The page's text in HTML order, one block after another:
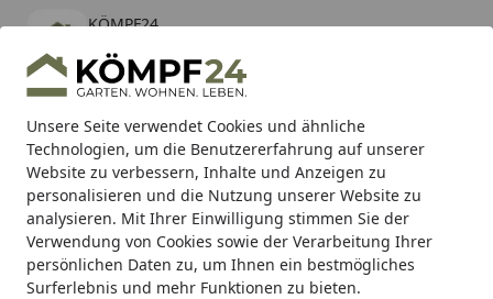
Unsere Seite verwendet Cookies und ähnliche
Technologien, um die Benutzererfahrung auf unserer
Website zu verbessern, Inhalte und Anzeigen zu
personalisieren und die Nutzung unserer Website zu
analysieren. Mit Ihrer Einwilligung stimmen Sie der
Verwendung von Cookies sowie der Verarbeitung Ihrer
persönlichen Daten zu, um Ihnen ein bestmögliches
Surferlebnis und mehr Funktionen zu bieten.
KÖMPF24
kostenlos - Im App Store
Hotline
Alle Produkte
Mein Konto
Suchen
Karibu Pools inkl. gratis Sandfilteranlage & Pool-
Starterset (Gesamtwert bis 468,99€)